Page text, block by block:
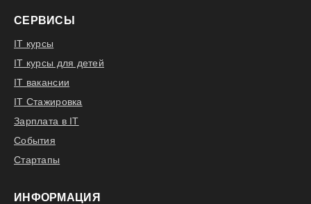
СЕРВИСЫ
IT курсы
IT курсы для детей
IT вакансии
IT Стажировка
Зарплата в IT
События
Стартапы
ИНФОРМАЦИЯ